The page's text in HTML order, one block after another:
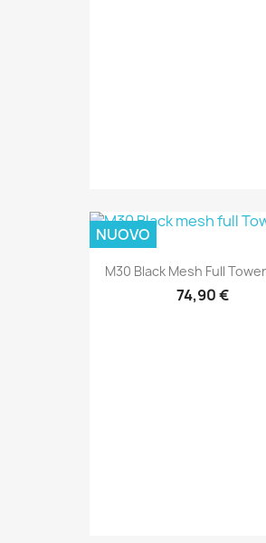
M30 Black Mesh Full
74,90 €
NUOVO